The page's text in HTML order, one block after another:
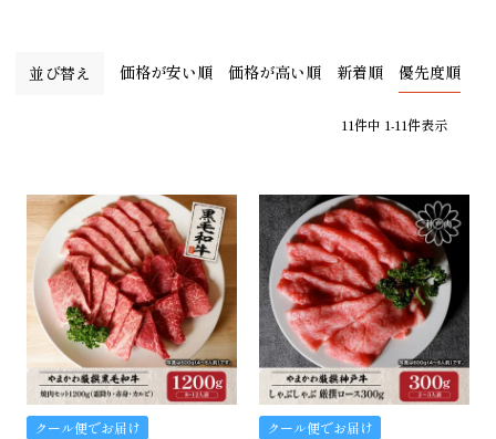
並び替え 価格が安い順 価格が高い順 新着順 優先度順
11件中 1-11件表示
クール便でお届け クール便でお届け